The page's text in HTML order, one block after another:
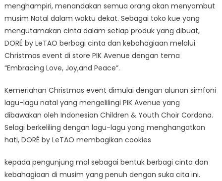
menghampiri, menandakan semua orang akan menyambut
musim Natal dalam waktu dekat. Sebagai toko kue yang
mengutamakan cinta dalam setiap produk yang dibuat,
DORÉ by LeTAO berbagi cinta dan kebahagiaan melalui
Christmas event di store PIK Avenue dengan tema
“Embracing Love, Joy,and Peace”.
Kemeriahan Christmas event dimulai dengan alunan simfoni
lagu-lagu natal yang mengelilingi PIK Avenue yang
dibawakan oleh Indonesian Children & Youth Choir Cordona.
Selagi berkeliling dengan lagu-lagu yang menghangatkan
hati, DORÉ by LeTAO membagikan cookies
kepada pengunjung mal sebagai bentuk berbagi cinta dan
kebahagiaan di musim yang penuh dengan suka cita ini.